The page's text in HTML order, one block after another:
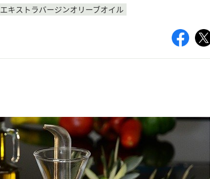
エキストラバージンオリーブオイル